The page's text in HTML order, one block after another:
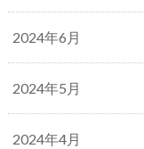
2024年6月
2024年5月
2024年4月